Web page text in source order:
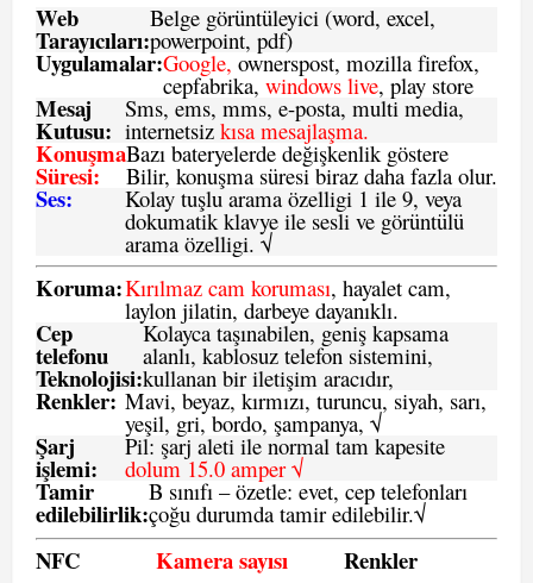
Web
Tarayıcıları:
Belge görüntüleyici (word, excel,
powerpoint, pdf)
Uygulamalar:Google, ownerspost, mozilla firefox,
cepfabrika, windows live, play store
Mesaj
Kutusu:
Sms, ems, mms, e-posta, multi media,
internetsiz kısa mesajlaşma.
Konuşma
Süresi:
Bazı bateryelerde değişkenlik göstere
Bilir, konuşma süresi biraz daha fazla olur.
Ses: Kolay tuşlu arama özelligi 1 ile 9, veya
dokumatik klavye ile sesli ve görüntülü
arama özelligi. √
Koruma:Kırılmaz cam koruması, hayalet cam,
laylon jilatin, darbeye dayanıklı.
Cep
telefonu
Teknolojisi:
Kolayca taşınabilen, geniş kapsama
alanlı, kablosuz telefon sistemini,
kullanan bir iletişim aracıdır,
Renkler: Mavi, beyaz, kırmızı, turuncu, siyah, sarı,
yeşil, gri, bordo, şampanya, √
Şarj
işlemi:
Pil: şarj aleti ile normal tam kapesite
dolum 15.0 amper √
Tamir
edilebilirlik:
B sınıfı – özetle: evet, cep telefonları
çoğu durumda tamir edilebilir.√
NFC Kamera sayısı Renkler